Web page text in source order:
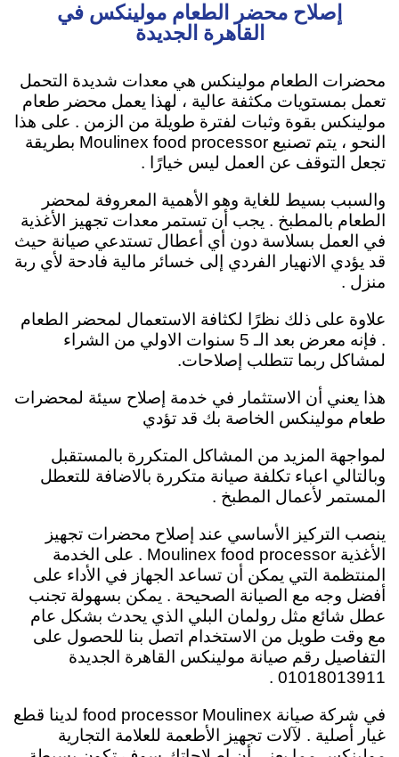
إصلاح محضر الطعام مولينكس في
القاهرة الجديدة
محضرات الطعام مولينكس هي معدات شديدة التحمل
تعمل بمستويات مكثفة عالية ، لهذا يعمل محضر طعام
مولينكس بقوة وثبات لفترة طويلة من الزمن . على هذا
النحو ، يتم تصنيع Moulinex food processor بطريقة
تجعل التوقف عن العمل ليس خيارًا .
والسبب بسيط للغاية وهو الأهمية المعروفة لمحضر
الطعام بالمطبخ . يجب أن تستمر معدات تجهيز الأغذية
في العمل بسلاسة دون أي أعطال تستدعي صيانة حيث
قد يؤدي الانهيار الفردي إلى خسائر مالية فادحة لأي ربة
منزل .
علاوة على ذلك نظرًا لكثافة الاستعمال لمحضر الطعام
. فإنه معرض بعد الـ 5 سنوات الاولي من الشراء
لمشاكل ربما تتطلب إصلاحات.
هذا يعني أن الاستثمار في خدمة إصلاح سيئة لمحضرات
طعام مولينكس الخاصة بك قد تؤدي
لمواجهة المزيد من المشاكل المتكررة بالمستقبل
وبالتالي اعباء تكلفة صيانة متكررة بالاضافة للتعطل
المستمر لأعمال المطبخ .
ينصب التركيز الأساسي عند إصلاح محضرات تجهيز
الأغذية Moulinex food processor . على الخدمة
المنتظمة التي يمكن أن تساعد الجهاز في الأداء على
أفضل وجه مع الصيانة الصحيحة . يمكن بسهولة تجنب
عطل شائع مثل رولمان البلي الذي يحدث بشكل عام
مع وقت طويل من الاستخدام اتصل بنا للحصول على
التفاصيل رقم صيانة مولينكس القاهرة الجديدة
01018013911 .
في شركة صيانة food processor Moulinex لدينا قطع
غيار أصلية . لآلات تجهيز الأطعمة للعلامة التجارية